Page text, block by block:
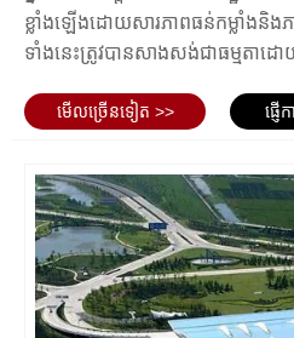
មានប្រសិទ្ធភាព។
ជាងនេះទៅទៀត ដែកក៏អាចប្រើប្រាស់ក្នុងក
ផ្លូវតាក់ស៊ីផងដែរ។ ការប្រើប្រាស់ដែកថែបន
ភាពធន់ និងធន់នឹងការពាក់ និងការរហែកកាន់
សរុបមក ប្រភេទនៃរចនាសម្ព័ន្ធដែកអាកាស
និងអាស្រ័យលើតម្រូវការជាក់លាក់ និងការរច
ពីរចនាសម្ព័ន្ធស៊ុមរហូតដល់ទ្រនុង និងធ្នូ ដ
អាចបត់បែនបានសម្រាប់ការបំពេញនូវបញ្
យន្តហោះ។
ខ្លាំងឡើងដោយសារភាពធន់កម្លាំងនិង
ទាំងនេះត្រូវបានសាងសង់ជាធម្មតាដ
ទាប។ អគារសម្ព័នអាកាសយានដ្ឋានដែ
ស៊ុមដែកអាចត្រូវបានរៀបចំជាមុនដែ
តំរូវការរចនាដោយផ្តល់ភាពបត់បែ
ស៊ុមដែកថែបអាចត្រូវបានផលិតនៅក្រ
កាត់បន្ថយយ៉ាងខ្លាំង។ នេះមានន័យថ
ដ្ឋានដែកអាចត្រូវបានសាងសង់កាន់
សាស្រ្តសំណង់ប្រពៃណី។ អត្ថប្រយោជន៍ន
មើល​ច្រើន​ទៀត >> ផ្ញើ